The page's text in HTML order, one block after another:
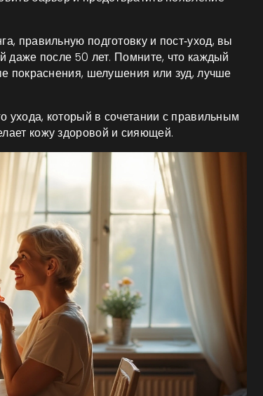
правильную подготовку и пост‑уход, вы
даже после 50 лет. Помните, что каждый
покраснения, шелушения или зуд, лучше
ухода, который в сочетании с правильным
кожу здоровой и сияющей.